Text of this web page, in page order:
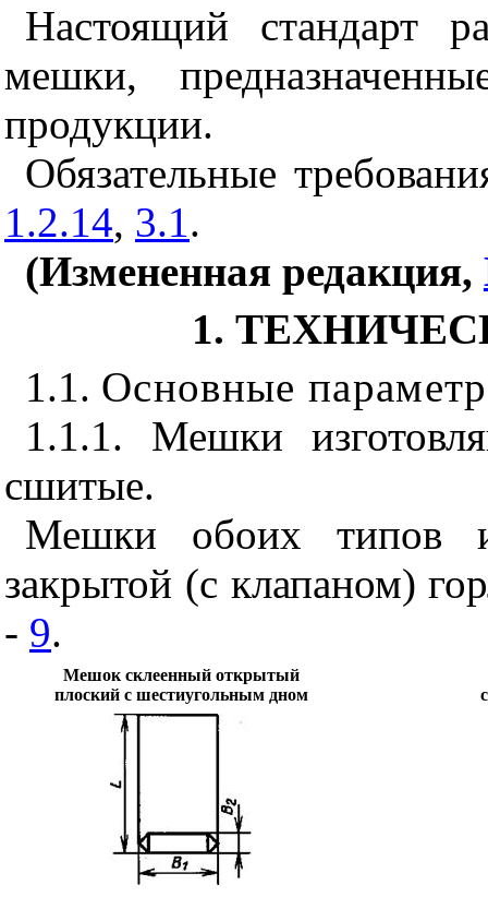
Настоящий стандарт
мешки,
продукции.
Обязательные
1.2.14, 3.1.
(Измененная редакция,
1.
1.1. Основные
1.1.1. Мешки
сшитые.
Мешки обоих типов
закрытой (с клапаном)
- 9.
Мешок склеенный открытый
плоский с шестиугольным дном